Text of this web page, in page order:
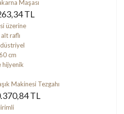
Maşası
TL
Makinesi Tezgahı
TL